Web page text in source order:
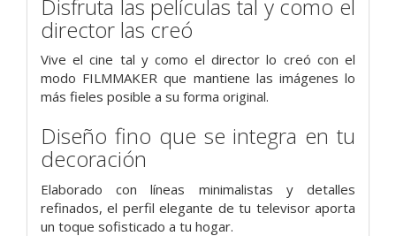
Disfruta las películas tal y como el
director las creó
Vive el cine tal y como el director lo creó con el
modo FILMMAKER que mantiene las imágenes lo
más fieles posible a su forma original.
Diseño fino que se integra en tu
decoración
Elaborado con líneas minimalistas y detalles
refinados, el perfil elegante de tu televisor aporta
un toque sofisticado a tu hogar.